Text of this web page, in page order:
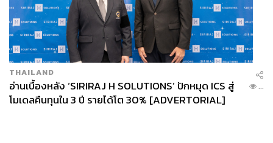
THAILAND
อ่านเบื้องหลัง ‘SIRIRAJ H SOLUTIONS’ ปักหมุด ICS สู่
โมเดลคืนทุนใน 3 ปี รายได้โต 30% [ADVERTORIAL]
...